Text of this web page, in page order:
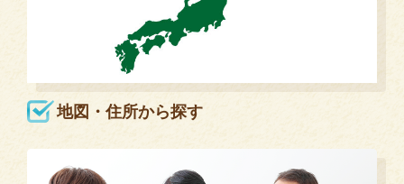
地図・住所から探す